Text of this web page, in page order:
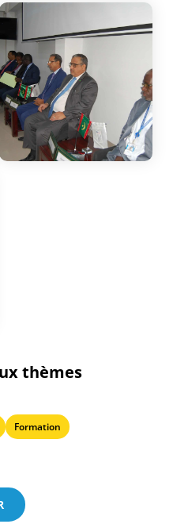
thèmes
Formation